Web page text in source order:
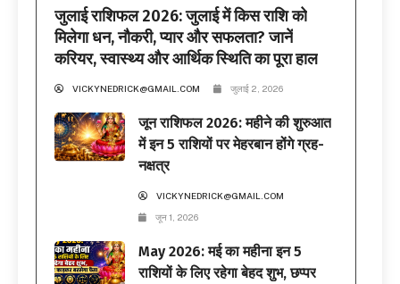
जुलाई राशिफल 2026: जुलाई में किस राशि को
मिलेगा धन, नौकरी, प्यार और सफलता? जानें
करियर, स्वास्थ्य और आर्थिक स्थिति का पूरा हाल
VICKYNEDRICK@GMAIL.COM जुलाई 2, 2026
जून राशिफल 2026: महीने की शुरुआत
में इन 5 राशियों पर मेहरबान होंगे ग्रह-
नक्षत्र
VICKYNEDRICK@GMAIL.COM
जून 1, 2026
May 2026: मई का महीना इन 5
राशियों के लिए रहेगा बेहद शुभ, छप्पर